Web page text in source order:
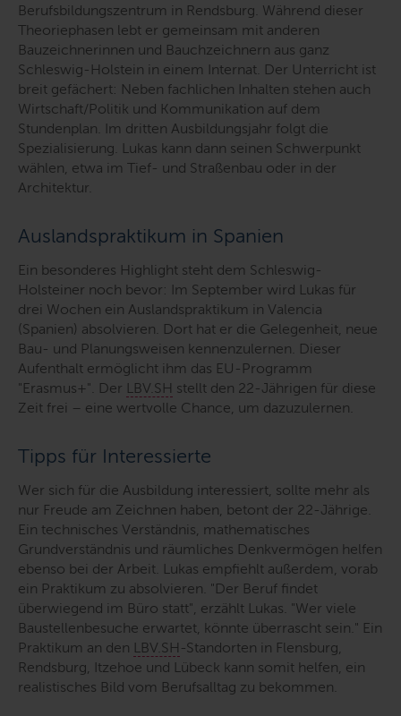
Berufsbildungszentrum in Rendsburg. Während dieser
Theoriephasen lebt er gemeinsam mit anderen
Bauzeichnerinnen und Bauchzeichnern aus ganz
Schleswig-Holstein in einem Internat. Der Unterricht ist
breit gefächert: Neben fachlichen Inhalten stehen auch
Wirtschaft/Politik und Kommunikation auf dem
Stundenplan. Im dritten Ausbildungsjahr folgt die
Spezialisierung. Lukas kann dann seinen Schwerpunkt
wählen, etwa im Tief- und Straßenbau oder in der
Architektur.
Auslandspraktikum in Spanien
Ein besonderes Highlight steht dem Schleswig-
Holsteiner noch bevor: Im September wird Lukas für
drei Wochen ein Auslandspraktikum in Valencia
(Spanien) absolvieren. Dort hat er die Gelegenheit, neue
Bau- und Planungsweisen kennenzulernen. Dieser
Aufenthalt ermöglicht ihm das EU-Programm
"Erasmus+". Der LBV.SH stellt den 22-Jährigen für diese
Zeit frei – eine wertvolle Chance, um dazuzulernen.
Tipps für Interessierte
Wer sich für die Ausbildung interessiert, sollte mehr als
nur Freude am Zeichnen haben, betont der 22-Jährige.
Ein technisches Verständnis, mathematisches
Grundverständnis und räumliches Denkvermögen helfen
ebenso bei der Arbeit. Lukas empfiehlt außerdem, vorab
ein Praktikum zu absolvieren. "Der Beruf findet
überwiegend im Büro statt" , erzählt Lukas. "Wer viele
Baustellenbesuche erwartet, könnte überrascht sein." Ein
Praktikum an den LBV.SH -Standorten in Flensburg,
Rendsburg, Itzehoe und Lübeck kann somit helfen, ein
realistisches Bild vom Berufsalltag zu bekommen.